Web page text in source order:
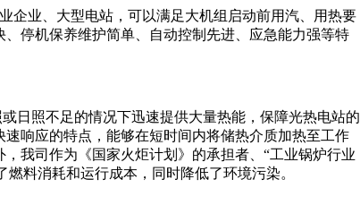
企业、大型电站，可以满足大机组启动前用汽、用热要
停机保养维护简单、自动控制先进、应急能力强等特
日照不足的情况下迅速提供大量热能，保障光热电站的
响应的特点，能够在短时间内将储热介质加热至工作
我司作为《国家火炬计划》的承担者、“工业锅炉行业
料消耗和运行成本，同时降低了环境污染。